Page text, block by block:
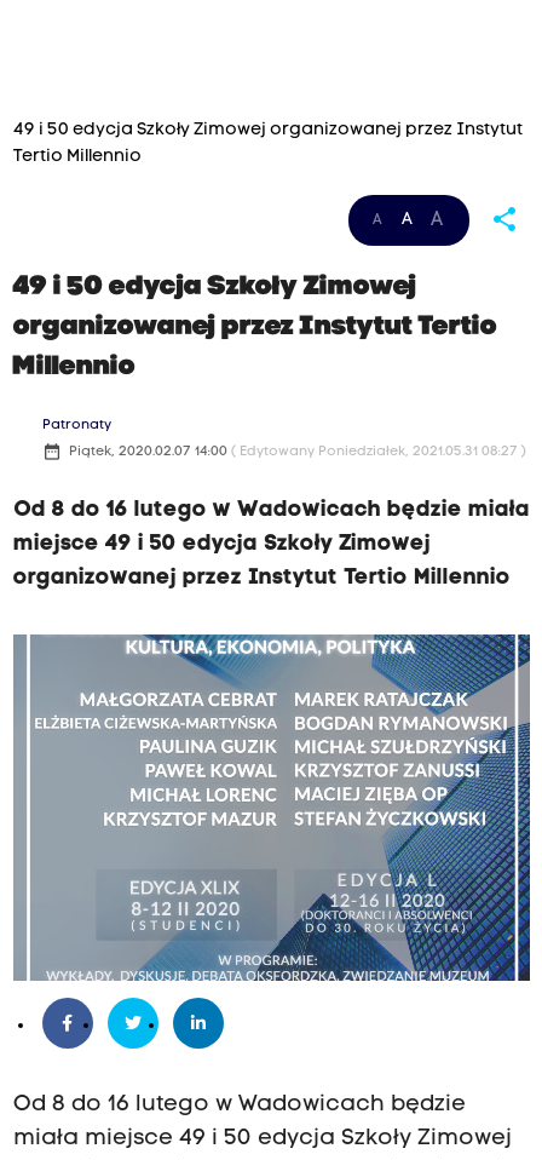
49 i 50 edycja Szkoły Zimowej organizowanej przez Instytut
Tertio Millennio
A A A share
49 i 50 edycja Szkoły Zimowej
organizowanej przez Instytut Tertio
Millennio
Patronaty
date_range Piątek, 2020.02.07 14:00 ( Edytowany Poniedziałek, 2021.05.31 08:27 )
Od 8 do 16 lutego w Wadowicach będzie miała
miejsce 49 i 50 edycja Szkoły Zimowej
organizowanej przez Instytut Tertio Millennio
Od 8 do 16 lutego w Wadowicach będzie
miała miejsce 49 i 50 edycja Szkoły Zimowej